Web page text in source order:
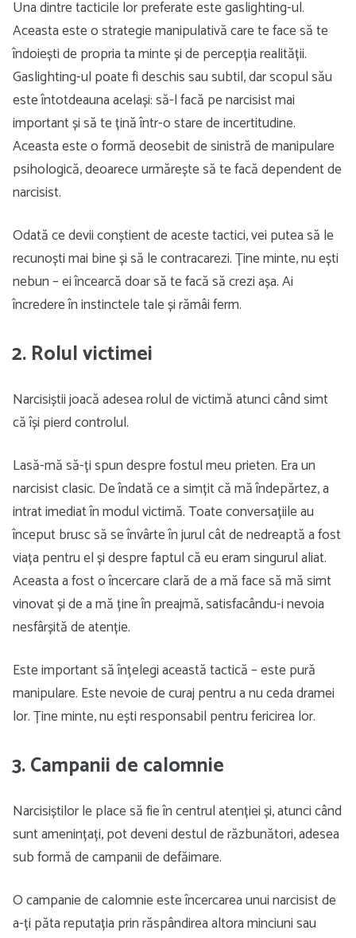
Una dintre tacticile lor preferate este gaslighting-ul.
Aceasta este o strategie manipulativă care te face să te
îndoiești de propria ta minte și de percepția realității.
Gaslighting-ul poate fi deschis sau subtil, dar scopul său
este întotdeauna același: să-l facă pe narcisist mai
important și să te țină într-o stare de incertitudine.
Aceasta este o formă deosebit de sinistră de manipulare
psihologică, deoarece urmărește să te facă dependent de
narcisist.
Odată ce devii conștient de aceste tactici, vei putea să le
recunoști mai bine și să le contracarezi. Ține minte, nu ești
nebun – ei încearcă doar să te facă să crezi așa. Ai
încredere în instinctele tale și rămâi ferm.
2. Rolul victimei
Narcisiștii joacă adesea rolul de victimă atunci când simt
că își pierd controlul.
Lasă-mă să-ți spun despre fostul meu prieten. Era un
narcisist clasic. De îndată ce a simțit că mă îndepărtez, a
intrat imediat în modul victimă. Toate conversațiile au
început brusc să se învârte în jurul cât de nedreaptă a fost
viața pentru el și despre faptul că eu eram singurul aliat.
Aceasta a fost o încercare clară de a mă face să mă simt
vinovat și de a mă ține în preajmă, satisfacându-i nevoia
nesfârșită de atenție.
Este important să înțelegi această tactică – este pură
manipulare. Este nevoie de curaj pentru a nu ceda dramei
lor. Ține minte, nu ești responsabil pentru fericirea lor.
3. Campanii de calomnie
Narcisiștilor le place să fie în centrul atenției și, atunci când
sunt amenințați, pot deveni destul de răzbunători, adesea
sub formă de campanii de defăimare.
O campanie de calomnie este încercarea unui narcisist de
a-ți păta reputația prin răspândirea altora minciuni sau